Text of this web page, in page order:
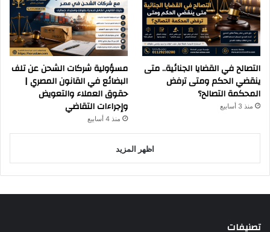
التصالح في القضايا الجنائية.. متى
ينقضي الحكم ومتى ترفض
المحكمة التصالح؟
منذ 3 أسابيع
مسؤولية شركات الشحن عن تلف
البضائع في القانون المصري |
حقوق العملاء والتعويض
وإجراءات التقاضي
منذ 4 أسابيع
اظهر المزيد
تصنيفات